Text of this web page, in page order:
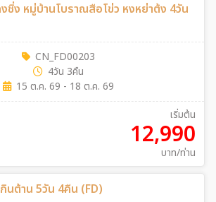
ชิ่ง หมู่บ้านโบราณสือโข่ว หงหย่าต้ง 4วัน
CN_FD00203
4วัน 3คืน
15 ต.ค. 69 - 18 ต.ค. 69
เริ่มต้น
12,990
บาท/ท่าน
นต้าน 5วัน 4คืน (FD)